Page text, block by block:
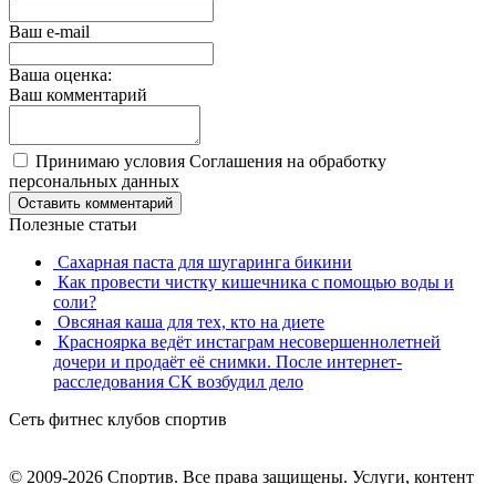
Ваш e-mail
Ваша оценка:
Ваш комментарий
Принимаю условия Соглашения на обработку
персональных данных
Оставить комментарий
Полезные статьи
Сахарная паста для шугаринга бикини
Как провести чистку кишечника с помощью воды и
соли?
Овсяная каша для тех, кто на диете
Красноярка ведёт инстаграм несовершеннолетней
дочери и продаёт её снимки. После интернет-
расследования СК возбудил дело
Сеть фитнес клубов спортив
© 2009-2026 Спортив. Все права защищены. Услуги, контент